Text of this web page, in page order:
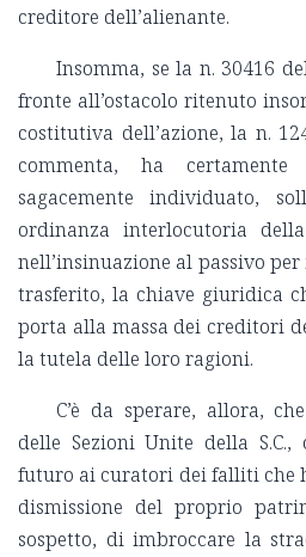
creditore dell’alienante.
Insomma, se la n. 30416
fronte all’ostacolo ritenuto
costitutiva dell’azione, la n.
commenta, ha
sagacemente individuato,
ordinanza interlocutoria
nell’insinuazione al passivo
trasferito, la chiave giuridica
porta alla massa dei creditori
la tutela delle loro ragioni.
C’è da sperare, allora,
delle Sezioni Unite della
futuro ai curatori dei falliti che
dismissione del proprio
sospetto, di imbroccare la